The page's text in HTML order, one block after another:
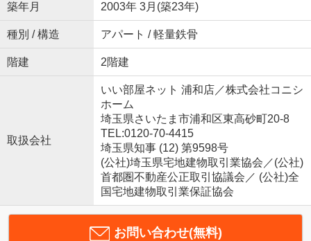
築年月 2003年 3月(築23年)
種別 / 構造 アパート / 軽量鉄骨
階建 2階建
取扱会社
いい部屋ネット 浦和店／株式会社コニシ
ホーム
埼玉県さいたま市浦和区東高砂町20-8
TEL:0120-70-4415
埼玉県知事 (12) 第9598号
(公社)埼玉県宅地建物取引業協会／(公社)
首都圏不動産公正取引協議会／ (公社)全
国宅地建物取引業保証協会
お問い合わせ(無料)